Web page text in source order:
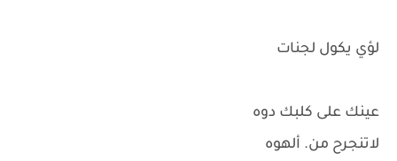
لؤي يكول لجنات
عينك على كلبك دوه
لاتنجرح من. ألهوه